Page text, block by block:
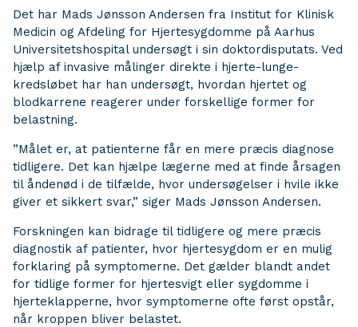
Det har Mads Jønsson Andersen fra Institut for Klinisk
Medicin og Afdeling for Hjertesygdomme på Aarhus
Universitetshospital undersøgt i sin doktordisputats. Ved
hjælp af invasive målinger direkte i hjerte-lunge-
kredsløbet har han undersøgt, hvordan hjertet og
blodkarrene reagerer under forskellige former for
belastning.
”Målet er, at patienterne får en mere præcis diagnose
tidligere. Det kan hjælpe lægerne med at finde årsagen
til åndenød i de tilfælde, hvor undersøgelser i hvile ikke
giver et sikkert svar,” siger Mads Jønsson Andersen.
Forskningen kan bidrage til tidligere og mere præcis
diagnostik af patienter, hvor hjertesygdom er en mulig
forklaring på symptomerne. Det gælder blandt andet
for tidlige former for hjertesvigt eller sygdomme i
hjerteklapperne, hvor symptomerne ofte først opstår,
når kroppen bliver belastet.